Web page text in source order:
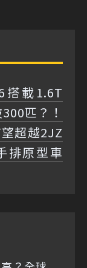
搭載1.6T
匹？！
超越2JZ
排原型車